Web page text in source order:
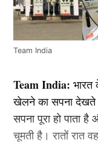
Team India
Team India: भारत
खेलने का सपना देखते
सपना पूरा हो पाता
चूमती है। रातों रात